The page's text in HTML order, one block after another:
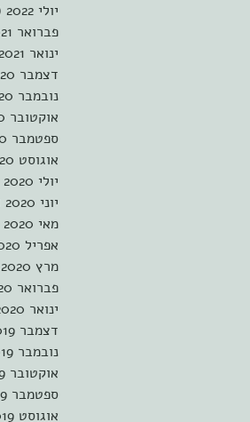
יולי 2022
פברואר 2021
ינואר 2021
דצמבר 2020
נובמבר 2020
אוקטובר 2020
ספטמבר 2020
אוגוסט 2020
יולי 2020
יוני 2020
מאי 2020
אפריל 2020
מרץ 2020
פברואר 2020
ינואר 2020
דצמבר 2019
נובמבר 2019
אוקטובר 2019
ספטמבר 2019
אוגוסט 2019